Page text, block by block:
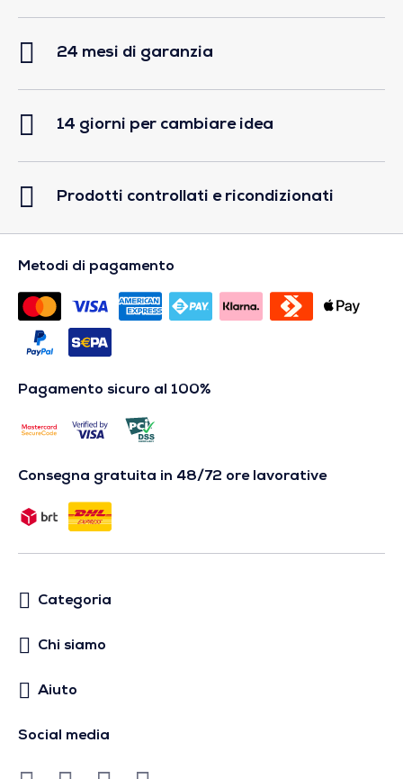
24 mesi di garanzia
14 giorni per cambiare idea
Prodotti controllati e ricondizionati
Metodi di pagamento
Pagamento sicuro al 100%
Consegna gratuita in 48/72 ore lavorative
Categoria
Chi siamo
Aiuto
Social media